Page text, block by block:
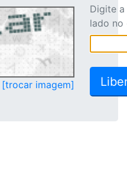
[trocar imagem]
Digite
lado no